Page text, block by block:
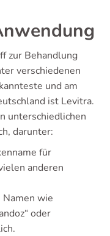
zur Behandlung
verschiedenen
und am
ist Levitra.
unterschiedlichen
darunter:
für
anderen
Namen wie
oder